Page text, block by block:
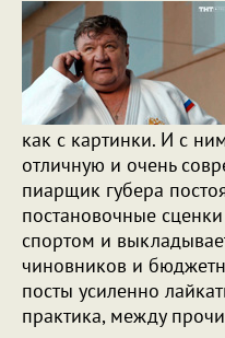
как с картинки. И с
отличную и очень
пиарщик губера
постановочные
спортом и
чиновников и
посты усиленно
практика, между